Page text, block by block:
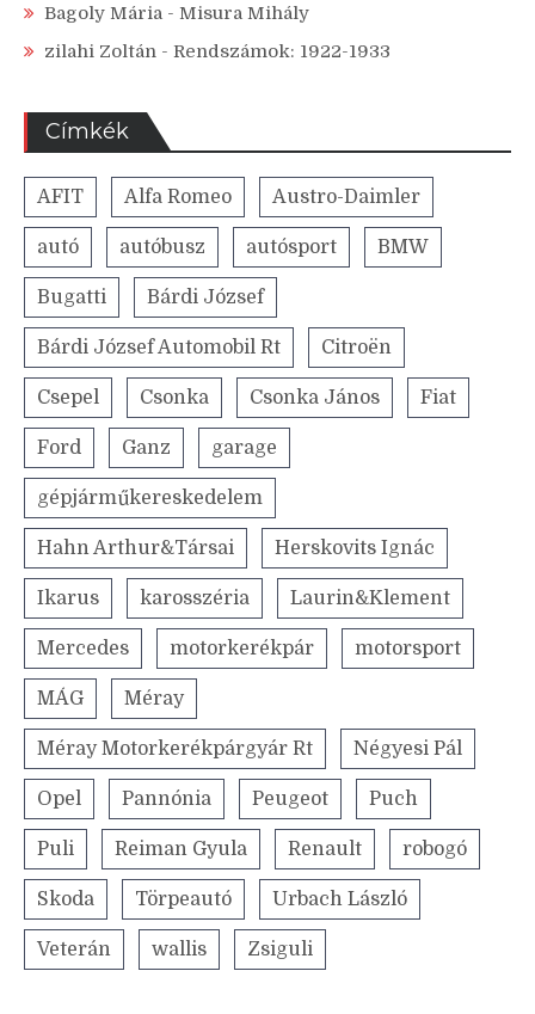
Bagoly Mária - Misura Mihály
zilahi Zoltán - Rendszámok: 1922-1933
Címkék
AFIT Alfa Romeo Austro-Daimler
autó autóbusz autósport BMW
Bugatti Bárdi József
Bárdi József Automobil Rt Citroën
Csepel Csonka Csonka János Fiat
Ford Ganz garage
gépjárműkereskedelem
Hahn Arthur&Társai Herskovits Ignác
Ikarus karosszéria Laurin&Klement
Mercedes motorkerékpár motorsport
MÁG Méray
Méray Motorkerékpárgyár Rt Négyesi Pál
Opel Pannónia Peugeot Puch
Puli Reiman Gyula Renault robogó
Skoda Törpeautó Urbach László
Veterán wallis Zsiguli